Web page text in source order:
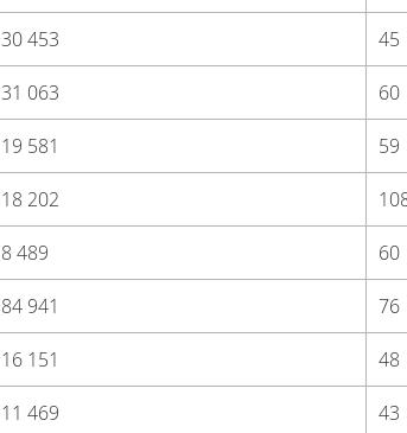
30 453 45
31 063 60
19 581 59
18 202
8 489 60
84 941 76
16 151 48
11 469 43